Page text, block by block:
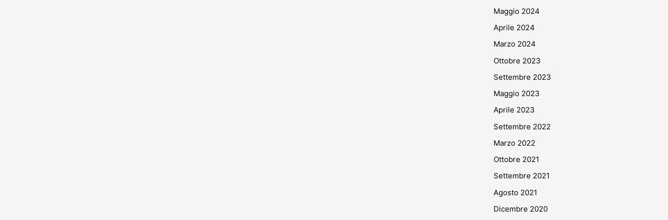
Maggio 2024
Aprile 2024
Marzo 2024
Ottobre 2023
Settembre 2023
Maggio 2023
Aprile 2023
Settembre 2022
Marzo 2022
Ottobre 2021
Settembre 2021
Agosto 2021
Dicembre 2020